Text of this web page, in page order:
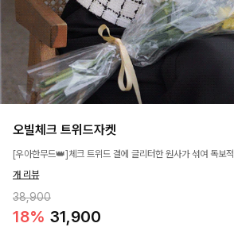
오빌체크 트위드자켓
[우아한무드👑]체크 트위드 결에 글리터한 원사가 섞여 독보
개 리뷰
38,900
18% 31,900